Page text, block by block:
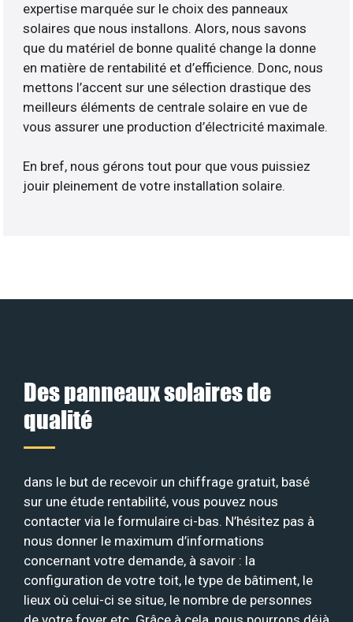
expertise marquée sur le choix des panneaux
solaires que nous installons. Alors, nous savons
que du matériel de bonne qualité change la donne
en matière de rentabilité et d’efficience. Donc, nous
mettons l’accent sur une sélection drastique des
meilleurs éléments de centrale solaire en vue de
vous assurer une production d’électricité maximale.
En bref, nous gérons tout pour que vous puissiez
jouir pleinement de votre installation solaire.
Des panneaux solaires de
qualité
dans le but de recevoir un chiffrage gratuit, basé
sur une étude rentabilité, vous pouvez nous
contacter via le formulaire ci-bas. N’hésitez pas à
nous donner le maximum d’informations
concernant votre demande, à savoir : la
configuration de votre toit, le type de bâtiment, le
lieux où celui-ci se situe, le nombre de personnes